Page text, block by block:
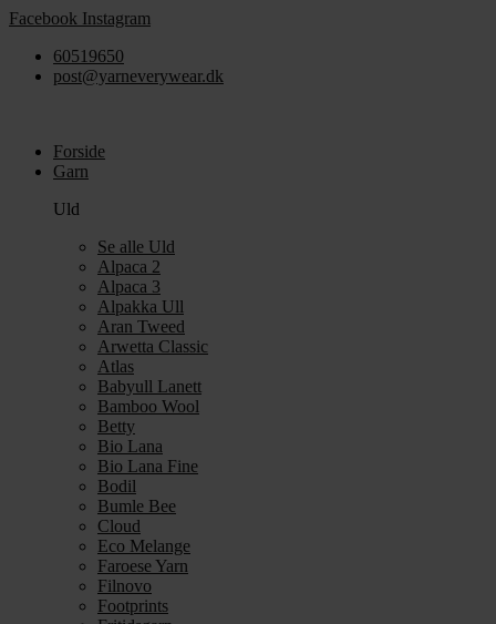
Videre
indhold
Facebook Instagram
60519650
post@yarneverywear.dk
Forside
Garn
Uld
Se alle Uld
Alpaca 2
Alpaca 3
Alpakka Ull
Aran Tweed
Arwetta Classic
Atlas
Babyull Lanett
Bamboo Wool
Betty
Bio Lana
Bio Lana Fine
Bodil
Bumle Bee
Cloud
Eco Melange
Faroese Yarn
Filnovo
Footprints